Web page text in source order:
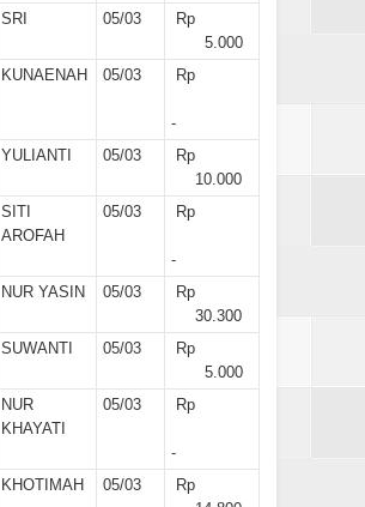
SRI 05/03
Rp
5.000
KUNAENAH 05/03 Rp
-
YULIANTI 05/03
Rp
10.000
SITI
AROFAH
05/03 Rp
-
NUR YASIN 05/03
Rp
30.300
SUWANTI 05/03
Rp
5.000
NUR
KHAYATI
05/03 Rp
-
KHOTIMAH 05/03
Rp